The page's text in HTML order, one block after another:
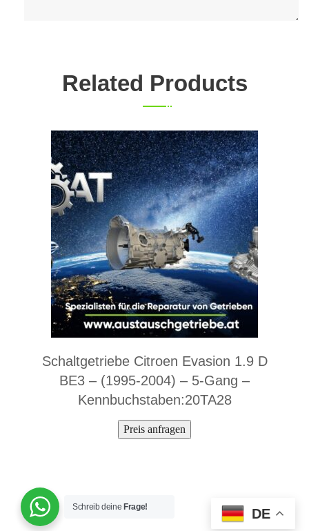
Related Products
Evasion 1.9 D
– 5-Gang –
Schaltgetriebe Citroen
BE3 – (1994-2003)
DE
Schreib deine Frage!